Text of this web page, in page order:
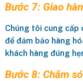
Bước 7: Giao
Chúng tôi cung cấp
để đảm bảo hàng
khách hàng đúng
Bước 8: Chăm